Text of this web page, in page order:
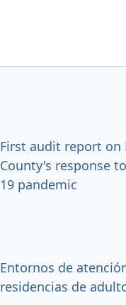
First audit report on
County's response
19 pandemic
Entornos de
residencias de